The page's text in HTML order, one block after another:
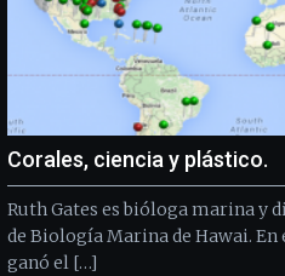
Corales, ciencia y plástico.
Ruth Gates es bióloga marina y
de Biología Marina de Hawai. En
ganó el […]